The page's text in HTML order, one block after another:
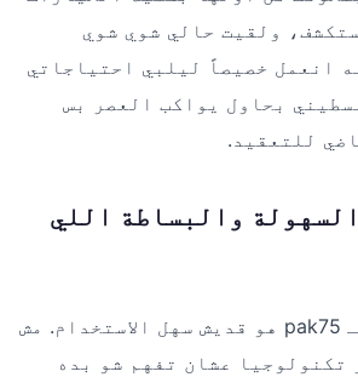
ولقيت حالي شوي شوي
انعمل خصيصاً ليلبي احتياجاتي
بحاول يواكب العصر بس
للتعقيد.
والبساطة اللي
أكتر شي عجبني بـ pak75 هو قديش سهل الاستخدام. مش
تكنولوجيا عشان تفهم شو بده